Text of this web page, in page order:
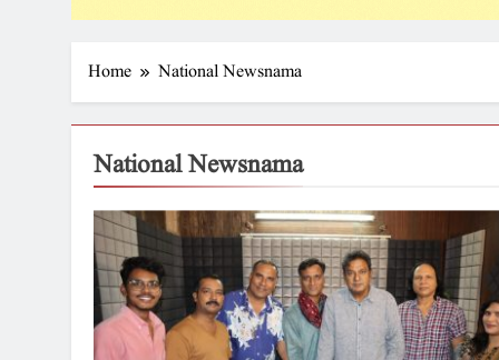
Home National Newsnama
National Newsnama